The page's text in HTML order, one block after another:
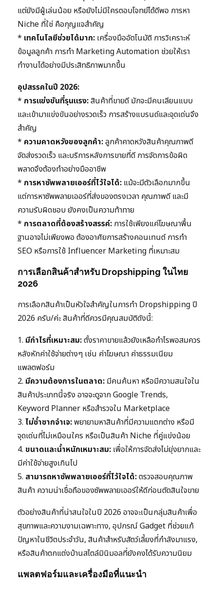
แต่ยังมีผู้เล่นน้อย หรือยังไม่มีใครตอบโจทย์ได้ดีพอ การหา
Niche ที่ใช่ คือกุญแจสำคัญ
* เทคโนโลยีช่วยได้มาก: เครื่องมืออัตโนมัติ การวิเคราะห์
ข้อมูลลูกค้า การทำ Marketing Automation ช่วยให้เรา
ทำงานได้อย่างมีประสิทธิภาพมากขึ้น
อุปสรรคในปี 2026:
* การแข่งขันที่รุนแรง:สินค้าที่ขายดี มักจะมีคนเลียนแบบ
และเข้ามาแข่งขันอย่างรวดเร็ว การสร้างแบรนด์และจุดเด่นจึง
สำคัญ
* ความคาดหวังของลูกค้า:ลูกค้าคาดหวังสินค้าคุณภาพดี
จัดส่งรวดเร็ว และบริการหลังการขายที่ดี การจัดการข้อผิด
พลาดจึงต้องทำอย่างมืออาชีพ
* การหาซัพพลายเออร์ที่ไว้ใจได้: แม้จะมีตัวเลือกมากขึ้น
แต่การหาซัพพลายเออร์ที่ส่งของตรงเวลา คุณภาพดี และมี
ความรับผิดชอบ ยังคงเป็นความท้าทาย
* การตลาดที่ต้องสร้างสรรค์: การใช้เพียงแค่โฆษณาพื้น
ฐานอาจไม่เพียงพอ ต้องอาศัยการสร้างคอนเทนต์ การทำ
SEO หรือการใช้ Influencer Marketing ที่เหมาะสม
การเลือกสินค้าสำหรับ Dropshipping ในไทย
2026
การเลือกสินค้าเป็นหัวใจสำคัญในการทำ Dropshipping ปี
2026 ครับ/ค่ะ สินค้าที่ดีควรมีคุณสมบัติดังนี้:
1. มีกำไรที่เหมาะสม:ตั้งราคาขายแล้วยังเหลือกำไรพอสมควร
หลังหักค่าใช้จ่ายต่างๆ เช่น ค่าโฆษณา ค่าธรรมเนียม
แพลตฟอร์ม
2. มีความต้องการในตลาด: มีคนค้นหา หรือมีความสนใจใน
สินค้าประเภทนี้จริง อาจจะดูจาก Google Trends,
Keyword Planner หรือสำรวจใน Marketplace
3. ไม่ซ้ำซากจำเจ:พยายามหาสินค้าที่มีความแตกต่าง หรือมี
จุดเด่นที่ไม่เหมือนใคร หรือเป็นสินค้า Niche ที่คู่แข่งน้อย
4. ขนาดและน้ำหนักเหมาะสม: เพื่อให้การจัดส่งไม่ยุ่งยากและ
มีค่าใช้จ่ายสูงเกินไป
5. สามารถหาซัพพลายเออร์ที่ไว้ใจได้:ตรวจสอบคุณภาพ
สินค้า ความน่าเชื่อถือของซัพพลายเออร์ให้ดีก่อนตัดสินใจขาย
ตัวอย่างสินค้าที่น่าสนใจในปี 2026 อาจจะเป็นกลุ่มสินค้าเพื่อ
สุขภาพและความงามเฉพาะทาง, อุปกรณ์ Gadget ที่ช่วยแก้
ปัญหาในชีวิตประจำวัน, สินค้าสำหรับสัตว์เลี้ยงที่กำลังมาแรง,
หรือสินค้าตกแต่งบ้านสไตล์มินิมอลที่ยังคงได้รับความนิยม
แพลตฟอร์มและเครื่องมือที่แนะนำ